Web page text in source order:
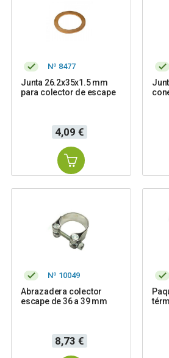
Nº 8477
Junta 26.2x35x1.5 mm
para colector de escape
Precio
4,09 €
Nº 10049
Abrazadera colector
escape de 36 a 39 mm
Precio
8,73 €